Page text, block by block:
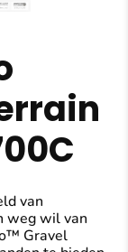
van
weg wil van
Gravel